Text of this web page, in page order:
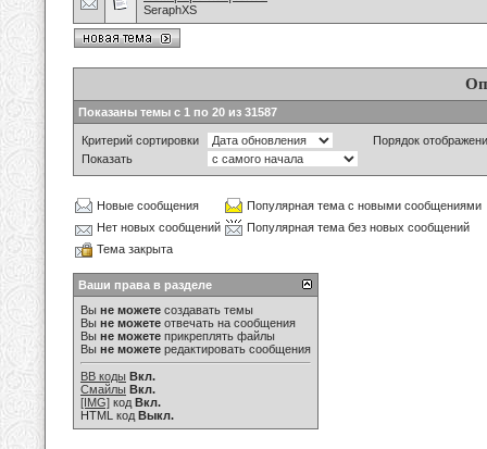
SeraphXS
Показаны темы с 1 по 20 из 31587
Критерий сортировки
Порядок
Показать
Новые сообщения
Популярная тема с новыми сообщениями
Нет новых сообщений
Популярная тема без новых сообщений
Тема закрыта
Ваши права в разделе
Вы не можете создавать темы
Вы не можете отвечать на сообщения
Вы не можете прикреплять файлы
Вы не можете редактировать сообщения
BB коды Вкл.
Смайлы Вкл.
[IMG] код Вкл.
HTML код Выкл.